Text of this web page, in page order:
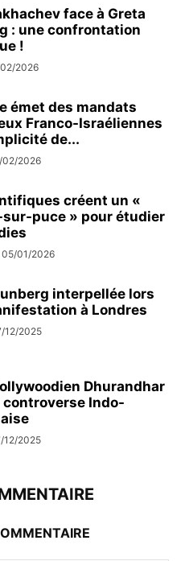
face à Greta
: une confrontation
!
2026
émet des mandats
Franco-Israéliennes
de...
2026
créent un «
puce » pour étudier
05/01/2026
interpellée lors
à Londres
12/2025
Dhurandhar
controverse Indo-
12/2025